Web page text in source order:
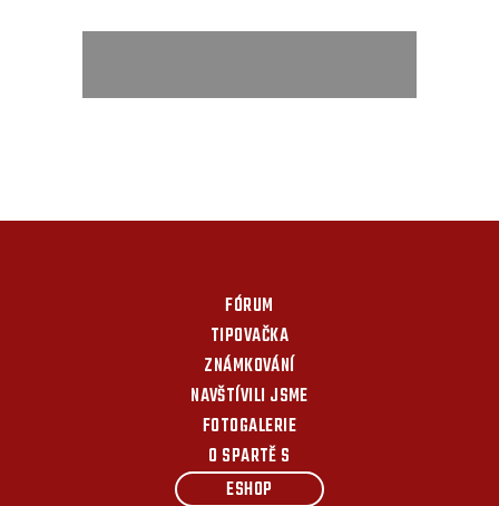
FÓRUM
TIPOVAČKA
ZNÁMKOVÁNÍ
NAVŠTÍVILI JSME
FOTOGALERIE
O SPARTĚ S
ESHOP